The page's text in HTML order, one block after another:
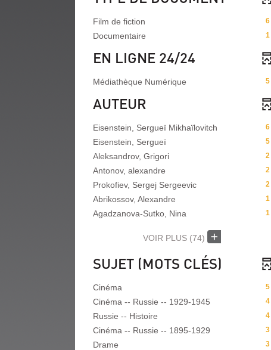
6
Film de fiction
1
Documentaire
EN LIGNE 24/24
5
Médiathèque Numérique
AUTEUR
6
Eisenstein, Sergueï Mikhaïlovitch
5
Eisenstein, Sergueï
2
Aleksandrov, Grigori
2
Antonov, alexandre
2
Prokofiev, Sergej Sergeevic
1
Abrikossov, Alexandre
1
Agadzanova-Sutko, Nina
VOIR PLUS (74)
SUJET (MOTS CLÉS)
5
Cinéma
4
Cinéma -- Russie -- 1929-1945
4
Russie -- Histoire
3
Cinéma -- Russie -- 1895-1929
3
Drame